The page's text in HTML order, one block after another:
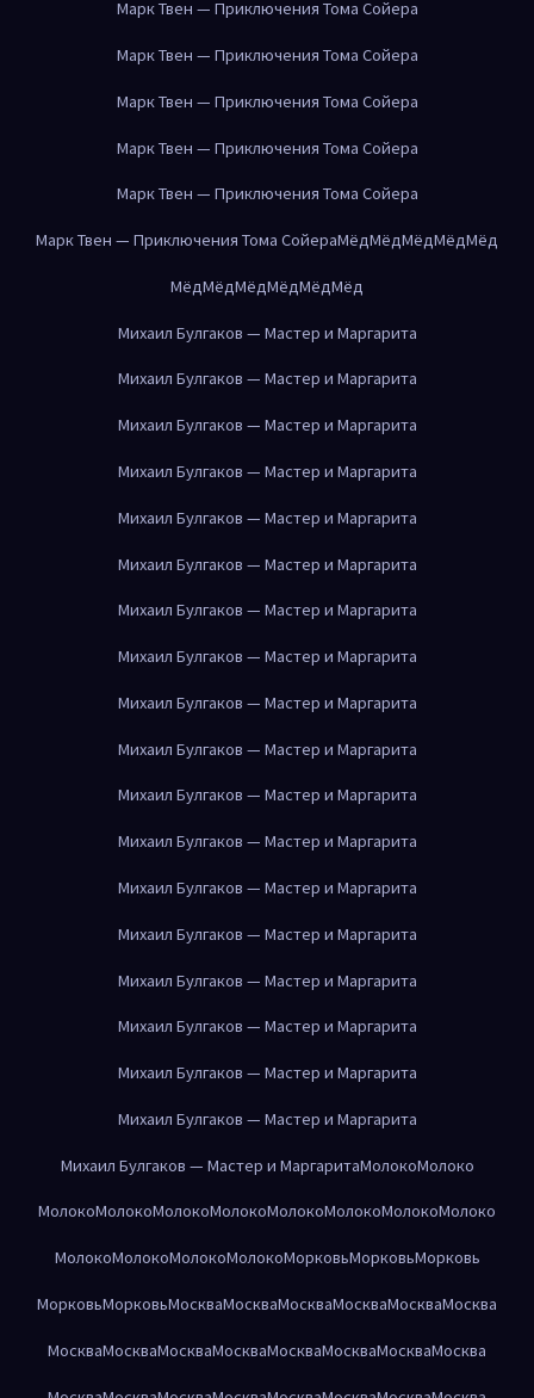
Марк Твен — Приключения Тома Сойера
Марк Твен — Приключения Тома Сойера
Марк Твен — Приключения Тома Сойера
Марк Твен — Приключения Тома Сойера
Марк Твен — Приключения Тома Сойера
Марк Твен — Приключения Тома СойераМёдМёдМёдМёдМёд
МёдМёдМёдМёдМёдМёд
Михаил Булгаков — Мастер и Маргарита
Михаил Булгаков — Мастер и Маргарита
Михаил Булгаков — Мастер и Маргарита
Михаил Булгаков — Мастер и Маргарита
Михаил Булгаков — Мастер и Маргарита
Михаил Булгаков — Мастер и Маргарита
Михаил Булгаков — Мастер и Маргарита
Михаил Булгаков — Мастер и Маргарита
Михаил Булгаков — Мастер и Маргарита
Михаил Булгаков — Мастер и Маргарита
Михаил Булгаков — Мастер и Маргарита
Михаил Булгаков — Мастер и Маргарита
Михаил Булгаков — Мастер и Маргарита
Михаил Булгаков — Мастер и Маргарита
Михаил Булгаков — Мастер и Маргарита
Михаил Булгаков — Мастер и Маргарита
Михаил Булгаков — Мастер и Маргарита
Михаил Булгаков — Мастер и Маргарита
Михаил Булгаков — Мастер и МаргаритаМолокоМолоко
МолокоМолокоМолокоМолокоМолокоМолокоМолокоМолоко
МолокоМолокоМолокоМолокоМорковьМорковьМорковь
МорковьМорковьМоскваМоскваМоскваМоскваМоскваМосква
МоскваМоскваМоскваМоскваМоскваМоскваМоскваМосква